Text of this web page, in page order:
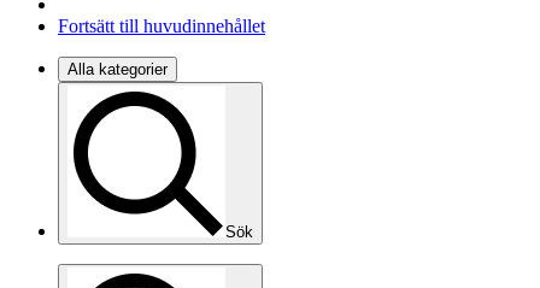
Fortsätt till huvudinnehållet
Alla kategorier
Sök